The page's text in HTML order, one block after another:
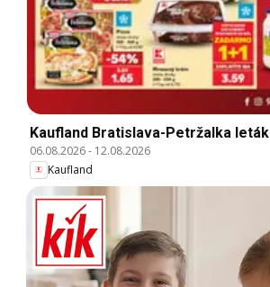
Kaufland Bratislava-Petržalka leták
06.08.2026- 12.08.2026
Kaufland